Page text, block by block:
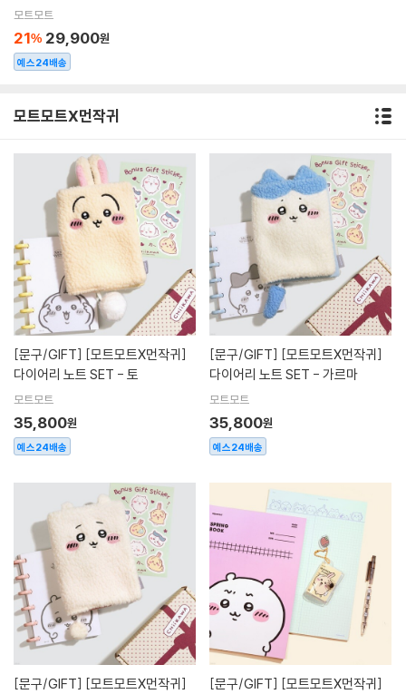
모트모트
21% 29,900원
예스24배송
모트모트X먼작귀
[문구/GIFT]
다이어리 노트 SET - 토
모트모트
35,800원
예스24배송
[문구/GIFT]
다이어리 노트 SET - 가르마
모트모트
35,800원
예스24배송
[문구/GIFT] [문구/GIFT]